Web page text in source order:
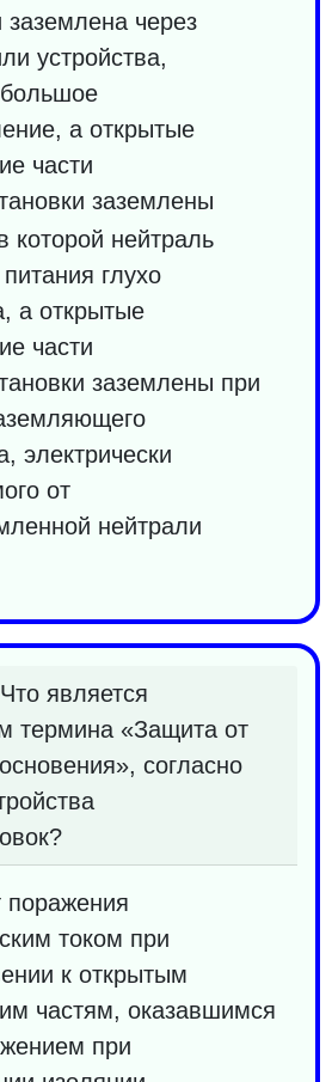
через
устройства,
а открытые
части
заземлены
которой нейтраль
глухо
а открытые
части
заземлены при
электрически
от
нейтрали
Что является
термина «Защита от
согласно
поражения
током при
к открытым
частям, оказавшимся
при